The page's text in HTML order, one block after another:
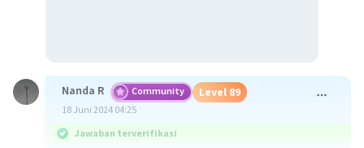
Nanda R Community Level 89
18 Juni 2024 04:25
Jawaban terverifikasi